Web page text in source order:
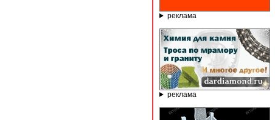
реклама
реклама